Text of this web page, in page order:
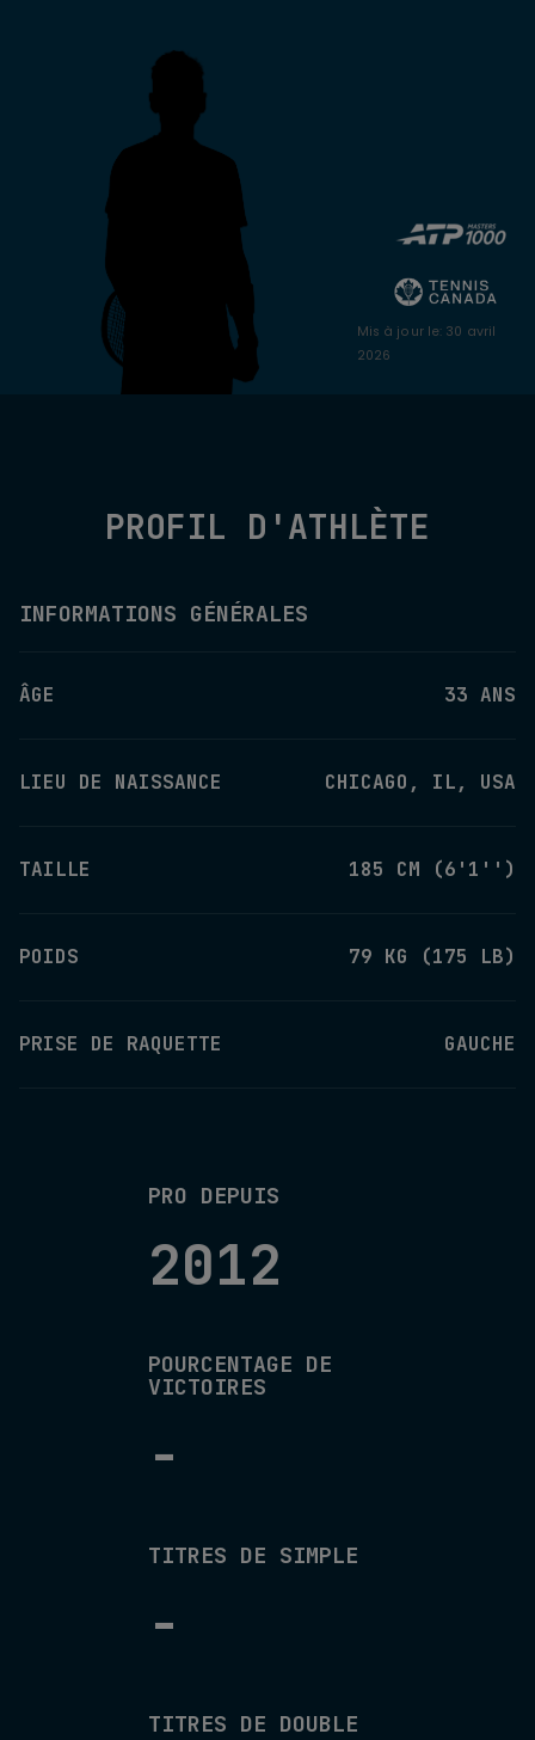
Mis à jour le: 30 avril
2026
PROFIL D'ATHLÈTE
INFORMATIONS GÉNÉRALES
ÂGE 33 ANS
LIEU DE NAISSANCE CHICAGO, IL, USA
TAILLE 185 CM (6'1'')
POIDS 79 KG (175 LB)
PRISE DE RAQUETTE GAUCHE
PRO DEPUIS
2012
POURCENTAGE DE
VICTOIRES
-
TITRES DE SIMPLE
-
TITRES DE DOUBLE